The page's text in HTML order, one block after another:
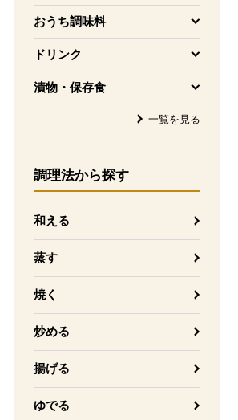
おうち調味料
を開く
ドリンク
を開く
漬物・保存食
を開く
一覧を見る
調理法から探す
和える
蒸す
焼く
炒める
揚げる
ゆでる